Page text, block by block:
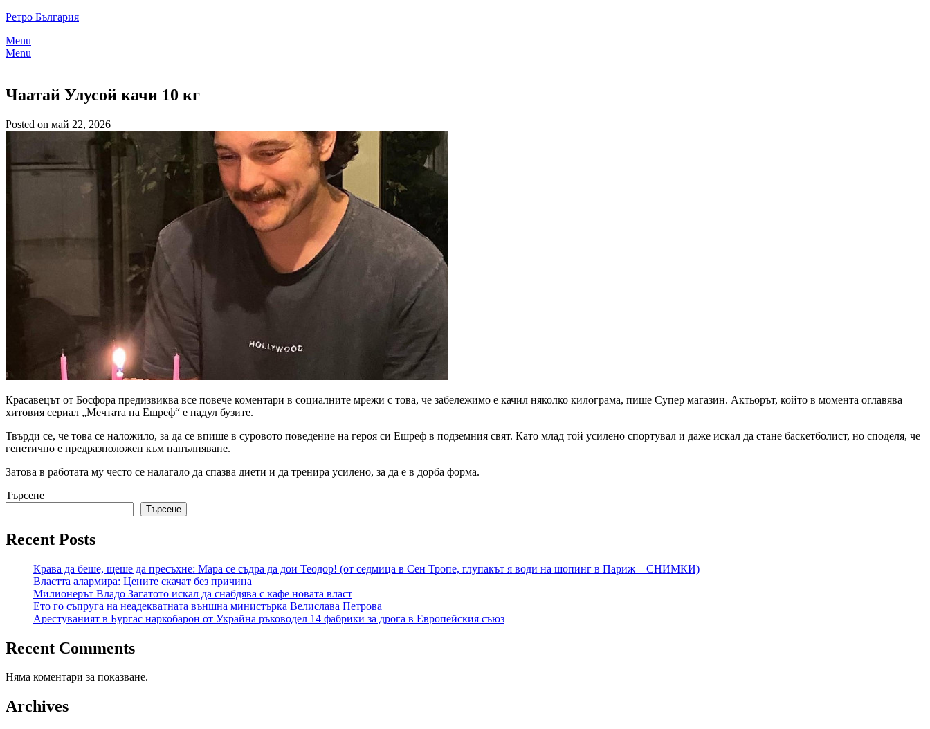
Skip
content
Ретро България
Menu
Menu
Чаатай Улусой качи 10 кг
Posted on май 22, 2026
Красавецът от Босфора предизвиква все повече коментари в социалните мрежи с това, че забележимо е качил няколко килограма, пише Супер магазин. Актьорът, който в момента оглавява
хитовия сериал „Мечтата на Ешреф“ е надул бузите.
Твърди се, че това се наложило, за да се впише в суровото поведение на героя си Ешреф в подземния свят. Като млад той усилено спортувал и даже искал да стане баскетболист, но споделя, че
генетично е предразположен към напълняване.
Затова в работата му често се налагало да спазва диети и да тренира усилено, за да е в дорба форма.
Търсене
Търсене
Recent Posts
Крава да беше, щеше да пресъхне: Мара се съдра да дои Теодор! (от седмица в Сен Тропе, глупакът я води на шопинг в Париж – СНИМКИ)
Властта алармира: Цените скачат без причина
Милионерът Владо Загатото искал да снабдява с кафе новата власт
Ето го съпруга на неадекватната външна министърка Велислава Петрова
Арестуваният в Бургас наркобарон от Украйна ръководел 14 фабрики за дрога в Европейския съюз
Recent Comments
Няма коментари за показване.
Archives